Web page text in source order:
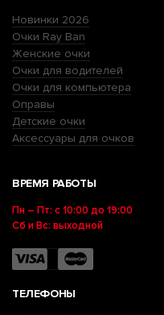
Новинки 2026
Очки Ray Ban
Женские очки
Очки для водителей
Очки для компьютера
Оправы
Детские очки
Аксессуары для очков
ВРЕМЯ РАБОТЫ
Пн – Пт: с 10:00 до 19:00
Сб и Вс: выходной
ТЕЛЕФОНЫ